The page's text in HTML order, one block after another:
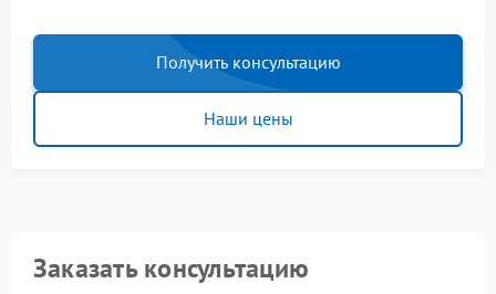
Получить консультацию
Наши цены
Заказать консультацию